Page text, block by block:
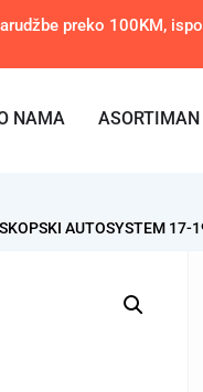
preko 100KM,
NAMA ASORTIMAN
AUTOSYSTEM 17-